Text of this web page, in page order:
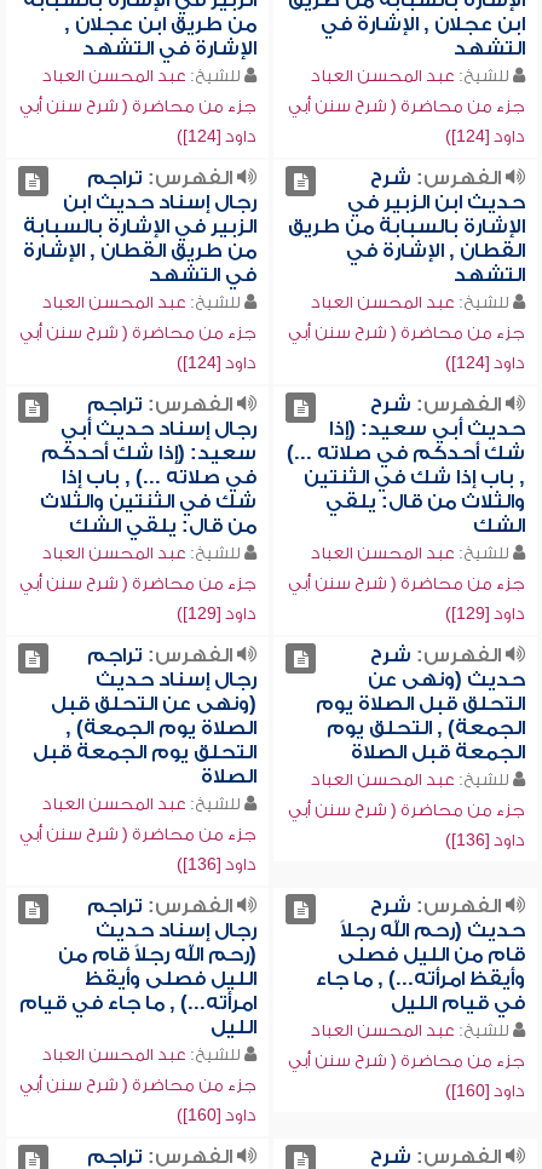
ابن عجلان , الإشارة في
التشهد
للشيخ: عبد المحسن العباد
جزء من محاضرة ( شرح سنن أبي
داود [124])
من طريق ابن عجلان ,
الإشارة في التشهد
للشيخ: عبد المحسن العباد
جزء من محاضرة ( شرح سنن أبي
داود [124])
الفهرس: شرح
حديث ابن الزبير في
الإشارة بالسبابة من طريق
القطان , الإشارة في
التشهد
للشيخ: عبد المحسن العباد
جزء من محاضرة ( شرح سنن أبي
داود [124])
الفهرس: تراجم
رجال إسناد حديث ابن
الزبير في الإشارة بالسبابة
من طريق القطان , الإشارة
في التشهد
للشيخ: عبد المحسن العباد
جزء من محاضرة ( شرح سنن أبي
داود [124])
الفهرس: شرح
حديث أبي سعيد: (إذا
شك أحدكم في صلاته ...)
, باب إذا شك في الثنتين
والثلاث من قال: يلقي
الشك
للشيخ: عبد المحسن العباد
جزء من محاضرة ( شرح سنن أبي
داود [129])
الفهرس: تراجم
رجال إسناد حديث أبي
سعيد: (إذا شك أحدكم
في صلاته ...) , باب إذا
شك في الثنتين والثلاث
من قال: يلقي الشك
للشيخ: عبد المحسن العباد
جزء من محاضرة ( شرح سنن أبي
داود [129])
الفهرس: شرح
حديث (ونهى عن
التحلق قبل الصلاة يوم
الجمعة) , التحلق يوم
الجمعة قبل الصلاة
للشيخ: عبد المحسن العباد
جزء من محاضرة ( شرح سنن أبي
داود [136])
الفهرس: تراجم
رجال إسناد حديث
(ونهى عن التحلق قبل
الصلاة يوم الجمعة) ,
التحلق يوم الجمعة قبل
الصلاة
للشيخ: عبد المحسن العباد
جزء من محاضرة ( شرح سنن أبي
داود [136])
الفهرس: شرح
حديث (رحم الله رجلاً
قام من الليل فصلى
وأيقظ امرأته...) , ما جاء
في قيام الليل
للشيخ: عبد المحسن العباد
جزء من محاضرة ( شرح سنن أبي
داود [160])
الفهرس: تراجم
رجال إسناد حديث
(رحم الله رجلاً قام من
الليل فصلى وأيقظ
امرأته...) , ما جاء في قيام
الليل
للشيخ: عبد المحسن العباد
جزء من محاضرة ( شرح سنن أبي
داود [160])
الفهرس: شرح
الفهرس: تراجم